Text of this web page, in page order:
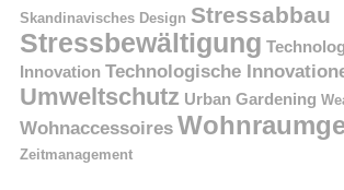
Skandinavisches Design Stressabbau
Stressbewältigung
Innovation Technologische
Umweltschutz Urban Gardening
Wohnaccessoires
Zeitmanagement